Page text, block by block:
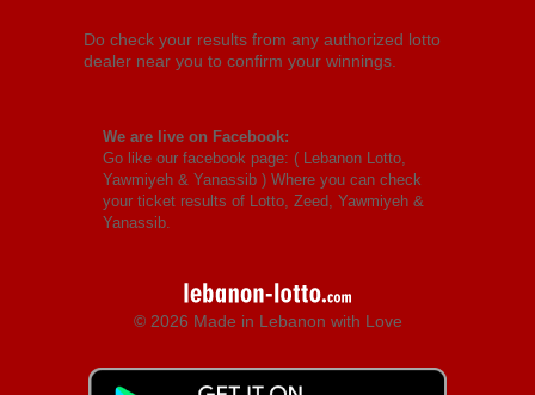
Do check your results from any authorized lotto
dealer near you to confirm your winnings.
We are live on Facebook:
Go like our facebook page: ( Lebanon Lotto,
Yawmiyeh & Yanassib ) Where you can check
your ticket results of Lotto, Zeed, Yawmiyeh &
Yanassib.
© 2026 Made in Lebanon with Love